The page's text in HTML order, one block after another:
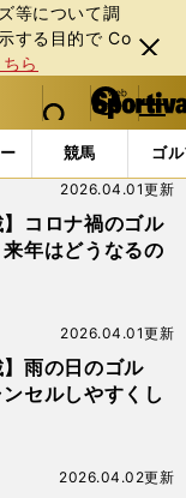
等について調
する⽬的で Co
ら
閉じ
る
web Sportiva (webスポルティーバ)
検索
マイペ
ー
ジ
メニュ
競馬 ゴ
)
】コロナ禍のゴル
年はどうなるの
2026.04.01更新
】雨の日のゴル
セルしやすくし
2026.04.01更新
2026.04.02更新